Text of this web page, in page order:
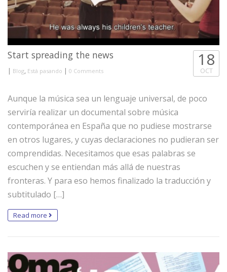
Start spreading the news
| Blog Está pasando | 0 Comments
18
OCT
Aunque la música sea un lenguaje universal, de poco
serviría realizar un documental sobre música
contemporánea en España que no pudiese mostrarse
en otros lugares, y cuyas declaraciones no pudieran ser
comprendidas. Necesitamos que esas palabras se
escuchen y se entiendan más allá de nuestras
fronteras. Y para eso hemos finalizado la traducción y
subtitulado […]
Read more